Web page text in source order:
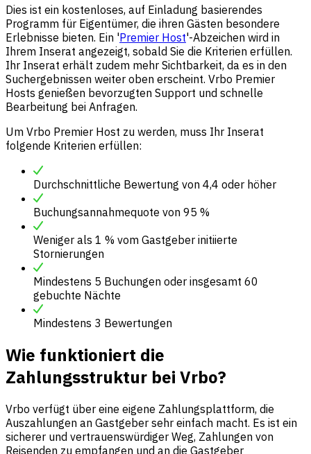
Dies ist ein kostenloses, auf Einladung basierendes
Programm für Eigentümer, die ihren Gästen besondere
Erlebnisse bieten. Ein 'Premier Host'-Abzeichen wird in
Ihrem Inserat angezeigt, sobald Sie die Kriterien erfüllen.
Ihr Inserat erhält zudem mehr Sichtbarkeit, da es in den
Suchergebnissen weiter oben erscheint. Vrbo Premier
Hosts genießen bevorzugten Support und schnelle
Bearbeitung bei Anfragen.
Um Vrbo Premier Host zu werden, muss Ihr Inserat
folgende Kriterien erfüllen:
Durchschnittliche Bewertung von 4,4 oder höher
Buchungsannahmequote von 95 %
Weniger als 1 % vom Gastgeber initiierte
Stornierungen
Mindestens 5 Buchungen oder insgesamt 60
gebuchte Nächte
Mindestens 3 Bewertungen
Wie funktioniert die
Zahlungsstruktur bei Vrbo?
Vrbo verfügt über eine eigene Zahlungsplattform, die
Auszahlungen an Gastgeber sehr einfach macht. Es ist ein
sicherer und vertrauenswürdiger Weg, Zahlungen von
Reisenden zu empfangen und an die Gastgeber